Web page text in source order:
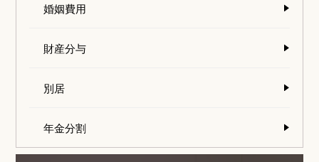
婚姻費用
財産分与
別居
年金分割